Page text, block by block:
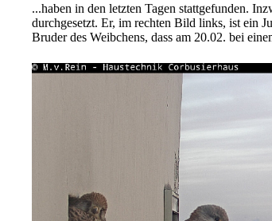
...haben in den letzten Tagen stattgefunden.
durchgesetzt. Er, im rechten Bild links, ist ein
Bruder des Weibchens, dass am 20.02. bei